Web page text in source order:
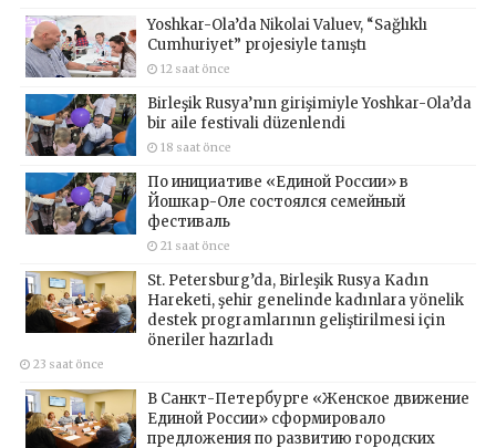
Yoshkar-Ola’da Nikolai Valuev, “Sağlıklı
Cumhuriyet” projesiyle tanıştı
12 saat önce
Birleşik Rusya’nın girişimiyle Yoshkar-Ola’da
bir aile festivali düzenlendi
18 saat önce
По инициативе «Единой России» в
Йошкар-Оле состоялся семейный
фестиваль
21 saat önce
St. Petersburg’da, Birleşik Rusya Kadın
Hareketi, şehir genelinde kadınlara yönelik
destek programlarının geliştirilmesi için
öneriler hazırladı
23 saat önce
В Санкт-Петербурге «Женское движение
Единой России» сформировало
предложения по развитию городских